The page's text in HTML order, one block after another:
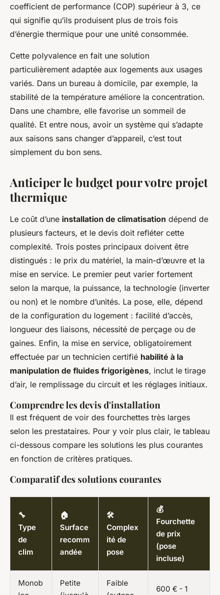
coefficient de performance (COP) supérieur à 3, ce
qui signifie qu’ils produisent plus de trois fois
d’énergie thermique pour une unité consommée.
Cette polyvalence en fait une solution
particulièrement adaptée aux logements aux usages
variés. Dans un bureau à domicile, par exemple, la
stabilité de la température améliore la concentration.
Dans une chambre, elle favorise un sommeil de
qualité. Et entre nous, avoir un système qui s’adapte
aux saisons sans changer d’appareil, c’est tout
simplement du bon sens.
Anticiper le budget pour votre projet
thermique
Le coût d’une installation de climatisation dépend de
plusieurs facteurs, et le devis doit refléter cette
complexité. Trois postes principaux doivent être
distingués : le prix du matériel, la main-d’œuvre et la
mise en service. Le premier peut varier fortement
selon la marque, la puissance, la technologie (inverter
ou non) et le nombre d’unités. La pose, elle, dépend
de la configuration du logement : facilité d’accès,
longueur des liaisons, nécessité de perçage ou de
gaines. Enfin, la mise en service, obligatoirement
effectuée par un technicien certifié habilité à la
manipulation de fluides frigorigènes, inclut le tirage
d’air, le remplissage du circuit et les réglages initiaux.
Comprendre les devis d'installation
Il est fréquent de voir des fourchettes très larges
selon les prestataires. Pour y voir plus clair, le tableau
ci-dessous compare les solutions les plus courantes
en fonction de critères pratiques.
Comparatif des solutions courantes
🔧
Type
de
clim
🏠
Surface
recomm
andée
🛠️
Complex
ité de
pose
💰
Fourchette
de prix
(pose
incluse)
Monob
Petite
Faible
600 € - 1